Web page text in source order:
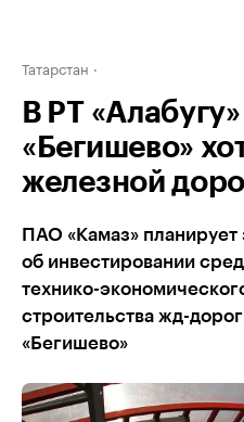
Татарстан
В РТ
«Бегишево»
железной
ПАО «Камаз»
об инвестировании
технико-
строительства жд-
«Бегишево»